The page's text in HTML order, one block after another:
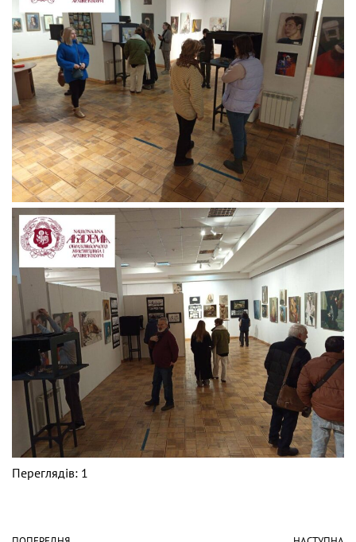
Переглядів: 1